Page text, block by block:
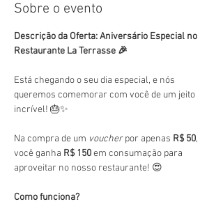
Sobre o evento
Descrição da Oferta: Aniversário Especial no
Restaurante La Terrasse 🎉
Está chegando o seu dia especial, e nós
queremos comemorar com você de um jeito
incrível! 🎂✨
Na compra de um voucher por apenas R$ 50,
você ganha R$ 150 em consumação para
aproveitar no nosso restaurante! 😍
Como funciona?